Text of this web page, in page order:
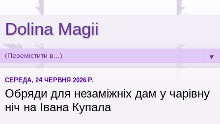
Dolina Magii
▼
СЕРЕДА, 24 ЧЕРВНЯ 2026 Р.
Обряди для незаміжніх дам у чарівну
ніч на Івана Купала